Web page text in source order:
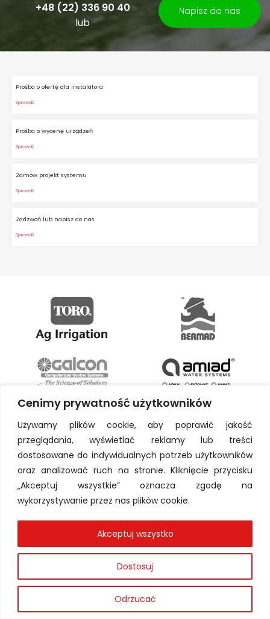
Cenimy prywatność użytkowników
Używamy plików cookie, aby poprawić jakość
przeglądania, wyświetlać reklamy lub treści
dostosowane do indywidualnych potrzeb użytkowników
oraz analizować ruch na stronie. Kliknięcie przycisku
„Akceptuj wszystkie” oznacza zgodę na
wykorzystywanie przez nas plików cookie.
Dostosuj
Odrzucać
Akceptuj wszystko
+48 (22) 336 90 40
lub
Napisz do nas
Prośba o ofertę dla instalatora
Sprawdź
Prośba o wycenę urządzeń
Sprawdź
Zamów projekt systemu
Sprawdź
Zadzwoń lub napisz do nas
Sprawdź